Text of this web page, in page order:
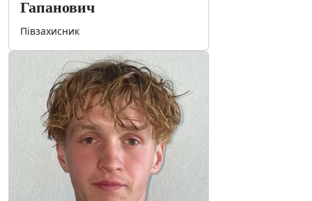
Гапанович
Півзахисник